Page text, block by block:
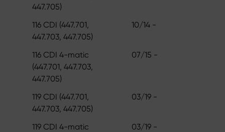
447.705)
116 CDI (447.701,
447.703, 447.705)
10/14 -
116 CDI 4-matic
(447.701, 447.703,
447.705)
07/15 -
119 CDI (447.701,
447.703, 447.705)
03/19 -
119 CDI 4-matic
03/19 -